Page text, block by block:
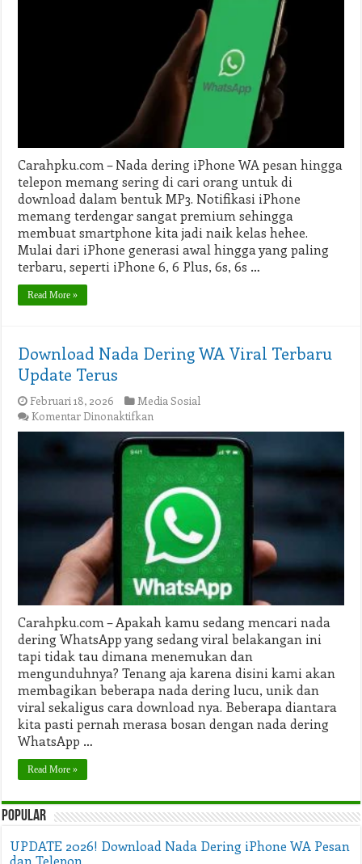
Dering
iPhone
WA
Pesan
Telepon
Carahpku.com – Nada dering iPhone WA pesan hingga
telepon memang sering di cari orang untuk di
download dalam bentuk MP3. Notifikasi iPhone
memang terdengar sangat premium sehingga
membuat smartphone kita jadi naik kelas hehee.
Mulai dari iPhone generasi awal hingga yang paling
terbaru, seperti iPhone 6, 6 Plus, 6s, 6s …
Read More »
Download Nada Dering WA Viral Terbaru
Update Terus
Februari 18, 2026
Media Sosial
Komentar Dinonaktifkan
Download
Dering
WA
Viral
Terbaru
Update
Terus
Carahpku.com – Apakah kamu sedang mencari nada
dering WhatsApp yang sedang viral belakangan ini
tapi tidak tau dimana menemukan dan
mengunduhnya? Tenang aja karena disini kami akan
membagikan beberapa nada dering lucu, unik dan
viral sekaligus cara download nya. Beberapa diantara
kita pasti pernah merasa bosan dengan nada dering
WhatsApp …
Read More »
Popular
UPDATE 2026! Download Nada Dering iPhone WA Pesan
dan Telepon